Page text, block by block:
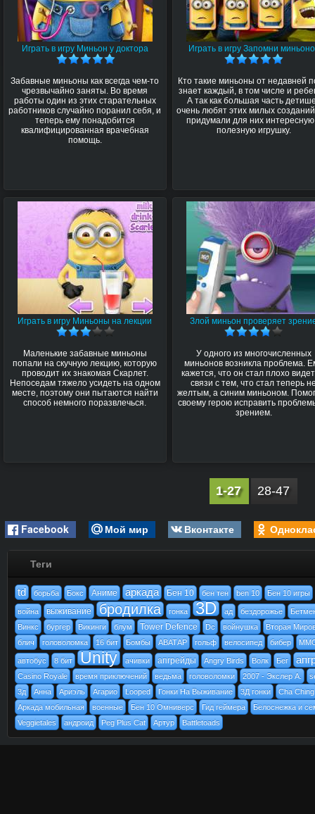
Играть в игру Миньон у доктора
Забавные миньоны как всегда чем-то
чрезвычайно заняты. Во время
работы один из этих старательных
работников случайно поранил себя, и
теперь ему понадобится
квалифицированная врачебная
помощь.
Играть в игру Запомни
Кто такие миньоны от недавней
знает каждый, в том числе и
А так как большая часть
очень любят этих милых
придумали для них
полезную игрушку.
Играть в игру Миньоны на лекции
Маленькие забавные миньоны
попали на скучную лекцию, которую
проводит их знакомая Скарлет.
Непоседам тяжело усидеть на одном
месте, поэтому они пытаются найти
способ немного поразвлечься.
Злой миньон проверяет
У одного из многочисленных
миньонов возникла проблема.
кажется, что он стал плохо
связи с тем, что стал теперь
желтым, а синим миньоном.
своему герою исправить
зрением.
1-27 28-47
Facebook Мой мир Вконтакте
Теги
td борьба Бокс Аниме аркада Бен 10 бен тен ben 10 Бен 10 игры
война выживание бродилка гонка 3D ад бездорожье
Винкс
бургер Викинги блум Tower Defence Dc войнушка
Вторая
блич
головоломка 16 бит Бомбы АВАТАР гольф велосипед бибер
автобус 8 бит Unity ачивки апгрейды Angry Birds Волк Бег
Casino Royale время приключений ведьма головоломки 2007 - Экслер А.
3д
Анна Ариэль Агарио Looped Гонки На Выживание 3Д гонки
Cha Ching
Аркада мобильная
военные Бен 10 Омниверс Гид геймера
Белоснежка и
Veggietales
андроид Peg Plus Cat Артур Battletoads